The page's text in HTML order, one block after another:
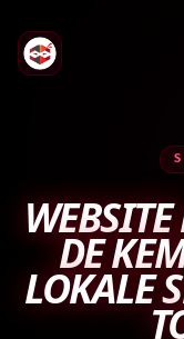
DE
LOKALE